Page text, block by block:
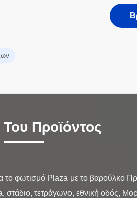
Προϊόντος
το φωτισμό Plaza με το βαρούλκο
στάδιο, τετράγωνο, εθνική οδός,